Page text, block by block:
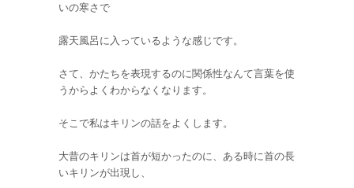
いの寒さで
露天風呂に入っているような感じです。
さて、かたちを表現するのに関係性なんて言葉を使
うからよくわからなくなります。
そこで私はキリンの話をよくします。
大昔のキリンは首が短かったのに、ある時に首の長
いキリンが出現し、